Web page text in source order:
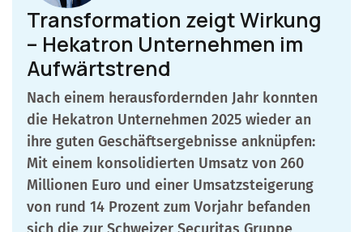
Transformation zeigt Wirkung
– Hekatron Unternehmen im
Aufwärtstrend
Nach einem herausfordernden Jahr konnten
die Hekatron Unternehmen 2025 wieder an
ihre guten Geschäftsergebnisse anknüpfen:
Mit einem konsolidierten Umsatz von 260
Millionen Euro und einer Umsatzsteigerung
von rund 14 Prozent zum Vorjahr befanden